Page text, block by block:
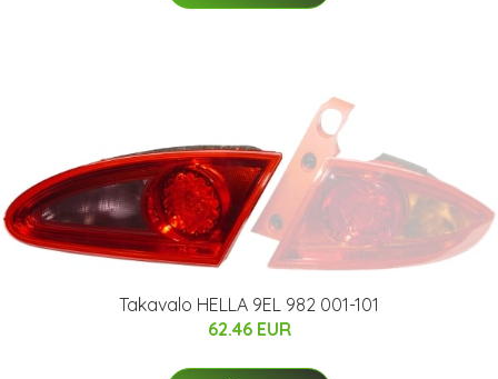
Takavalo HELLA 9EL 982 001-101
62.46 EUR